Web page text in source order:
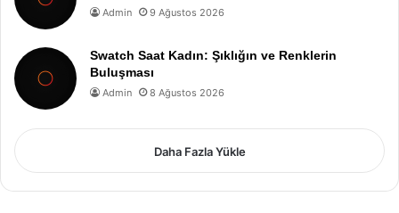
Admin 9 Ağustos 2026
Swatch Saat Kadın: Şıklığın ve Renklerin
Buluşması
Admin 8 Ağustos 2026
Daha Fazla Yükle